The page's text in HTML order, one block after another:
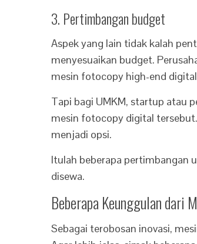
3. Pertimbangan budget
Aspek yang lain tidak kalah
menyesuaikan budget.
mesin fotocopy high-end
Tapi bagi UMKM, startup atau
mesin fotocopy digital
menjadi opsi.
Itulah beberapa pertimbangan
disewa.
Beberapa Keunggulan dari
Sebagai terobosan inovasi,